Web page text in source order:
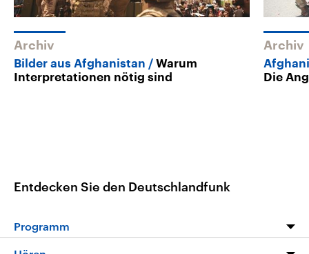
Archiv
Bilder aus Afghanistan
Warum
Interpretationen nötig sind
Archiv
Die
Entdecken Sie den Deutschlandfunk
Programm
Programm